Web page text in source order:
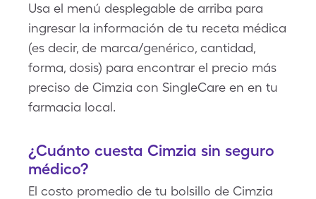
Usa el menú desplegable de arriba para
ingresar la información de tu receta médica
(es decir, de marca/genérico, cantidad,
forma, dosis) para encontrar el precio más
preciso de Cimzia con SingleCare en en tu
farmacia local.
¿Cuánto cuesta Cimzia sin seguro
médico?
El costo promedio de tu bolsillo de Cimzia